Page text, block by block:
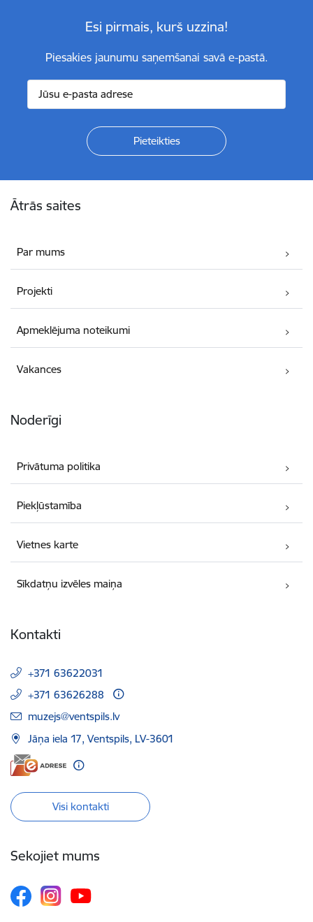
Esi pirmais, kurš uzzina!
Piesakies jaunumu saņemšanai savā e-pastā.
Ātrās saites
Par mums
Projekti
Apmeklējuma noteikumi
Vakances
Noderīgi
Privātuma politika
Piekļūstamība
Vietnes karte
Sīkdatņu izvēles maiņa
Kontakti
+371 63622031
+371 63626288
E-pasts:
muzejs@ventspils.lv
Jāņa iela 17, Ventspils, LV-3601
Visi kontakti
Sekojiet mums